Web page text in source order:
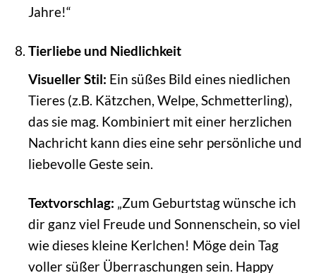
Jahre!“
Tierliebe und Niedlichkeit
Visueller Stil: Ein süßes Bild eines niedlichen
Tieres (z.B. Kätzchen, Welpe, Schmetterling),
das sie mag. Kombiniert mit einer herzlichen
Nachricht kann dies eine sehr persönliche und
liebevolle Geste sein.
Textvorschlag: „Zum Geburtstag wünsche ich
dir ganz viel Freude und Sonnenschein, so viel
wie dieses kleine Kerlchen! Möge dein Tag
voller süßer Überraschungen sein. Happy